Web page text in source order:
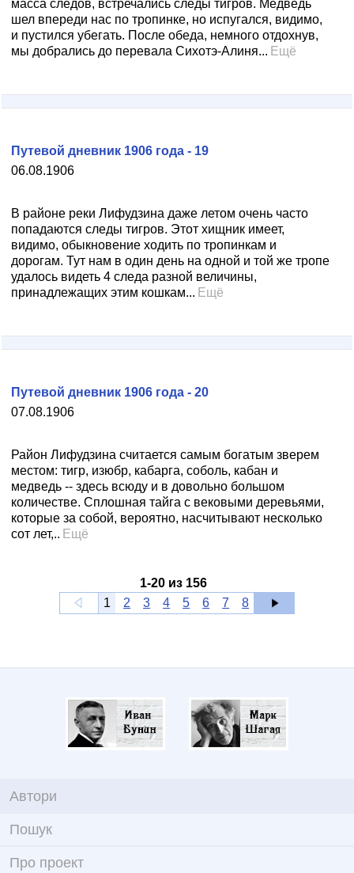
масса следов, встречались следы тигров. Медведь
шел впереди нас по тропинке, но испугался, видимо,
и пустился убегать. После обеда, немного отдохнув,
мы добрались до перевала Сихотэ-Алиня... Ещё
06.08.1906
Путевой дневник 1906 года - 19
В районе реки Лифудзина даже летом очень часто
попадаются следы тигров. Этот хищник имеет,
видимо, обыкновение ходить по тропинкам и
дорогам. Тут нам в один день на одной и той же тропе
удалось видеть 4 следа разной величины,
принадлежащих этим кошкам... Ещё
07.08.1906
Путевой дневник 1906 года - 20
Район Лифудзина считается самым богатым зверем
местом: тигр, изюбр, кабарга, соболь, кабан и
медведь -- здесь всюду и в довольно большом
количестве. Сплошная тайга с вековыми деревьями,
которые за собой, вероятно, насчитывают несколько
сот лет,.. Ещё
1-20из 156
1
2 3 4 5 6 7 8
Автори
Пошук
Про проект